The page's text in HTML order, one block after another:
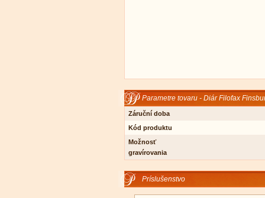
Parametre tovaru - Diár Filofax
Záruční doba
Kód produktu
Možnosť
gravírovania
Príslušenstvo